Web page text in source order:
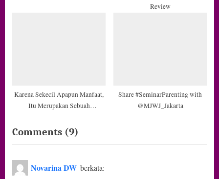
Review
Karena Sekecil Apapun Manfaat,
Itu Merupakan Sebuah
Share #SeminarParenting with
@MJWJ_Jakarta
Comments (9)
“Semata
Novarina DW berkata: